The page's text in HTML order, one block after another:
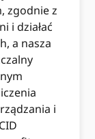
zgodnie z
i działać
a nasza
i